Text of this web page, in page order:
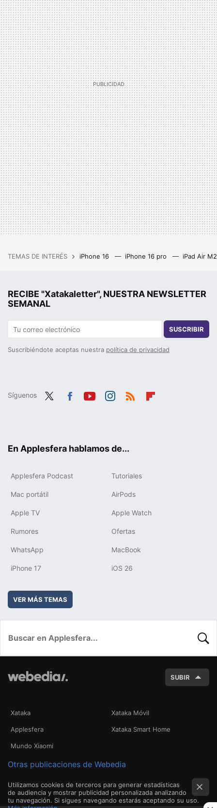
TEMAS DE INTERÉS iPhone 16 iPhone 16 pro iPad Air
RECIBE "Xatakaletter", NUESTRA NEWSLETTER
SEMANAL
SUSCRIBIR
Suscribiéndote aceptas nuestra política de privacidad
Síguenos
En Applesfera hablamos de...
Applesfera Podcast Tutoriales
Mac portátil AirPods
Apple TV Apple Watch
Rumores Ofertas
WhatsApp MacBook
iPhone 17 iOS 26
VER MÁS TEMAS
SUBIR
Xataka Xataka Móvil
Applesfera Xataka Smart Home
Mundo Xiaomi
Otras publicaciones de Webedia
Utilizamos cookies de terceros para generar estadísticas
de audiencia y mostrar publicidad personalizada analizando
tu navegación. Si sigues navegando estarás aceptando su uso.